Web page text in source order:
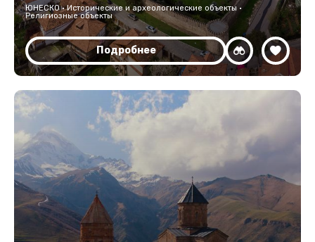
ЮНЕСКО · Исторические и археологические объекты ·
Религиозные объекты
Подробнее